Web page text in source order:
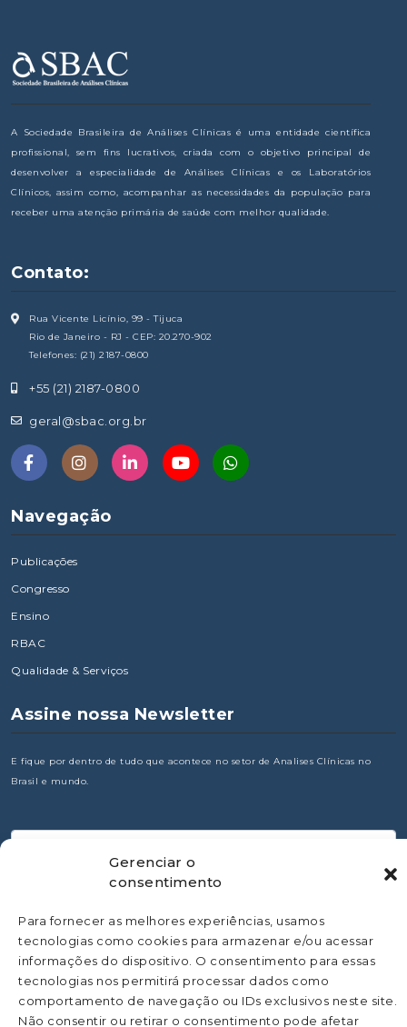
Gerenciar o
consentimento
Para fornecer as melhores experiências, usamos
tecnologias como cookies para armazenar e/ou acessar
informações do dispositivo. O consentimento para essas
tecnologias nos permitirá processar dados como
comportamento de navegação ou IDs exclusivos neste site.
Não consentir ou retirar o consentimento pode afetar
A Sociedade Brasileira de Análises Clínicas é uma entidade científica
profissional, sem fins lucrativos, criada com o objetivo principal de
desenvolver a especialidade de Análises Clínicas e os Laboratórios
Clínicos, assim como, acompanhar as necessidades da população para
receber uma atenção primária de saúde com melhor qualidade.
Contato:
Rua Vicente Licínio, 99 - Tijuca
Rio de Janeiro - RJ - CEP: 20.270-902
Telefones: (21) 2187-0800
+55 (21) 2187-0800
geral@sbac.org.br
Navegação
Publicações
Congresso
Ensino
RBAC
Qualidade & Serviços
Assine nossa Newsletter
E fique por dentro de tudo que acontece no setor de Analises Clínicas no
Brasil e mundo.